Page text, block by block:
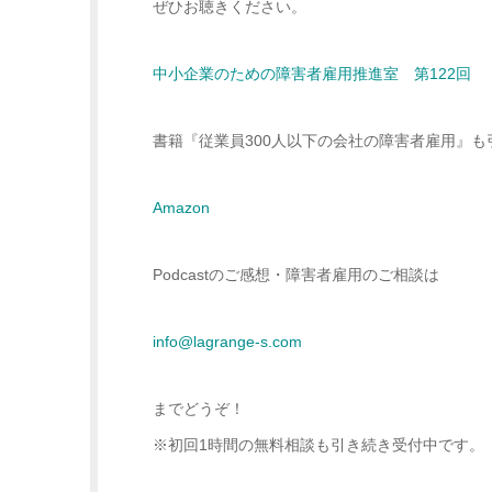
ぜひお聴きください。
中小企業のための障害者雇用推進室 第122回
書籍『従業員300人以下の会社の障害者雇用』も
Amazon
Podcastのご感想・障害者雇用のご相談は
info@lagrange-s.com
までどうぞ！
※初回1時間の無料相談も引き続き受付中です。